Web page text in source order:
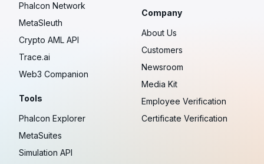
Phalcon Network
MetaSleuth
Crypto AML API
Trace.ai
Web3 Companion
Tools
Phalcon Explorer
MetaSuites
Simulation API
Company
About Us
Customers
Newsroom
Media Kit
Employee Verification
Certificate Verification